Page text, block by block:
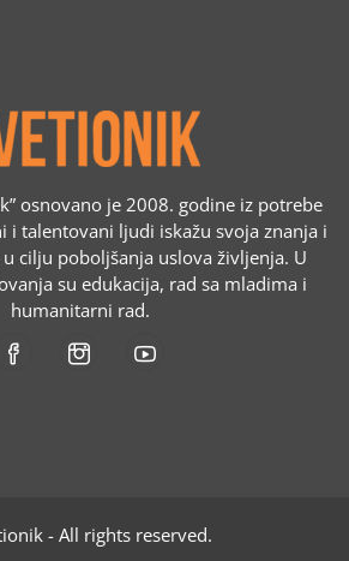
osnovano je 2008. godine iz potrebe
i talentovani ljudi iskažu svoja znanja i
cilju poboljšanja uslova življenja. U
su edukacija, rad sa mladima i
humanitarni rad.
- All rights reserved.